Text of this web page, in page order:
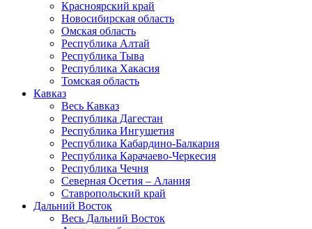
Красноярский край
Новосибирская область
Омская область
Республика Алтай
Республика Тыва
Республика Хакасия
Томская область
Кавказ
Весь Кавказ
Республика Дагестан
Республика Ингушетия
Республика Кабардино-Балкария
Республика Карачаево-Черкесия
Республика Чечня
Северная Осетия – Алания
Ставропольский край
Дальний Восток
Весь Дальний Восток